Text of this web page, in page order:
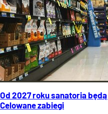
Od 2027 roku sanatoria
Celowane zabiegi